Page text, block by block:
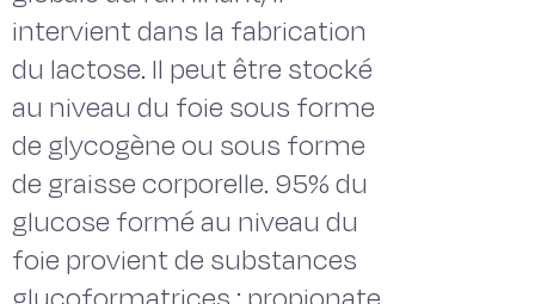
intervient dans la fabrication
du lactose. Il peut être stocké
au niveau du foie sous forme
de glycogène ou sous forme
de graisse corporelle. 95% du
glucose formé au niveau du
foie provient de substances